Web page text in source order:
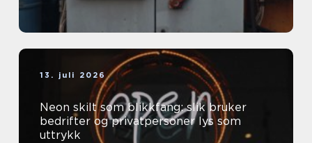
13. juli 2026
Neon skilt som blikkfang: slik bruker
bedrifter og privatpersoner lys som
uttrykk